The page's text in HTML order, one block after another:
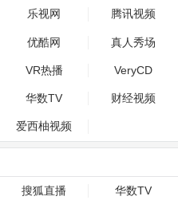
乐视网 腾讯视频
优酷网 真人秀场
VR热播 VeryCD
华数TV 财经视频
爱西柚视频
搜狐直播 华数TV